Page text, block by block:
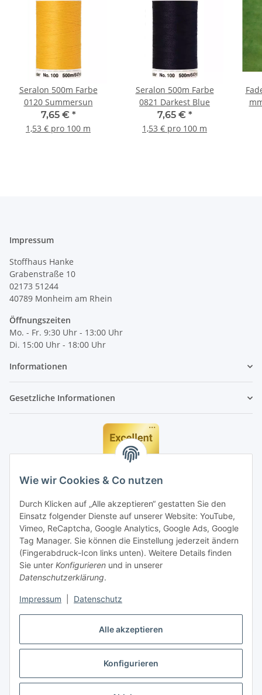
Alle akzeptieren
Konfigurieren
Wie wir Cookies & Co nutzen
Durch Klicken auf „Alle akzeptieren“ gestatten Sie den
Einsatz folgender Dienste auf unserer Website: YouTube,
Vimeo, ReCaptcha, Google Analytics, Google Ads, Google
Tag Manager. Sie können die Einstellung jederzeit ändern
(Fingerabdruck-Icon links unten). Weitere Details finden
Sie unter Konfigurieren und in unserer
Datenschutzerklärung.
Impressum Datenschutz
Seralon 500m Farbe
0120 Summersun
7,65 € *
1,53 € pro 100 m
Seralon 500m Farbe
0821 Darkest Blue
7,65 € *
1,53 € pro 100 m
Impressum
Stoffhaus Hanke
Grabenstraße 10
02173 51244
40789 Monheim am Rhein
Öffnungszeiten
Mo. - Fr. 9:30 Uhr - 13:00 Uhr
Di. 15:00 Uhr - 18:00 Uhr
Informationen
Gesetzliche Informationen
* Alle Preise inkl. gesetzlicher MwSt., zzgl.